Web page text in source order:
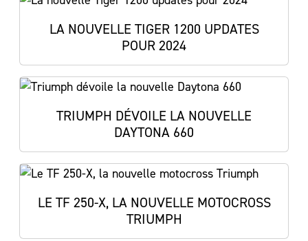
LA NOUVELLE TIGER 1200 UPDATES
POUR 2024
TRIUMPH DÉVOILE LA NOUVELLE
DAYTONA 660
LE TF 250-X, LA NOUVELLE MOTOCROSS
TRIUMPH